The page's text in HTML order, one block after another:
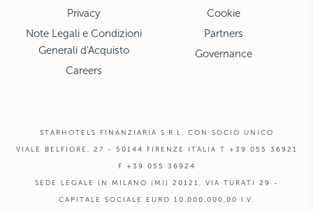
Privacy
Note Legali e Condizioni
Generali d'Acquisto
Careers
Cookie
Partners
Governance
STARHOTELS FINANZIARIA S.R.L. CON SOCIO UNICO
VIALE BELFIORE, 27 - 50144 FIRENZE ITALIA T +39 055 36921
F +39 055 36924
SEDE LEGALE IN MILANO (MI) 20121, VIA TURATI 29 -
CAPITALE SOCIALE EURO 10.000.000,00 I.V.